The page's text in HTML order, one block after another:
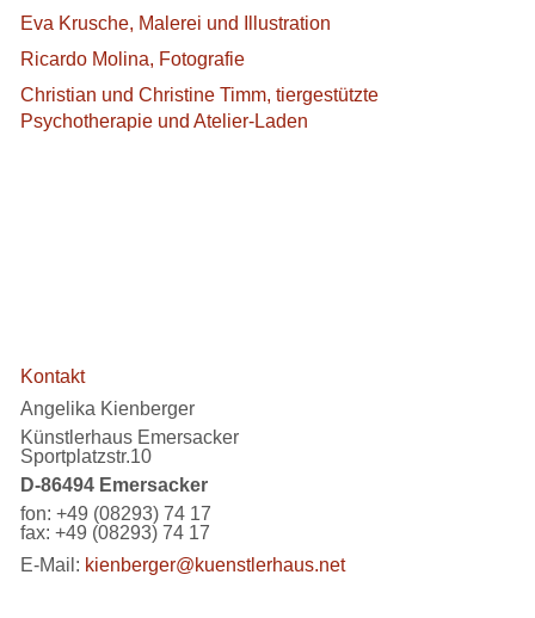
Eva Krusche, Malerei und Illustration
Ricardo Molina, Fotografie
Christian und Christine Timm, tiergestützte
Psychotherapie und Atelier-Laden
Kontakt
Angelika Kienberger
Künstlerhaus Emersacker
Sportplatzstr.10
D-86494 Emersacker
fon: +49 (08293) 74 17
fax: +49 (08293) 74 17
E-Mail: kienberger@kuenstlerhaus.net